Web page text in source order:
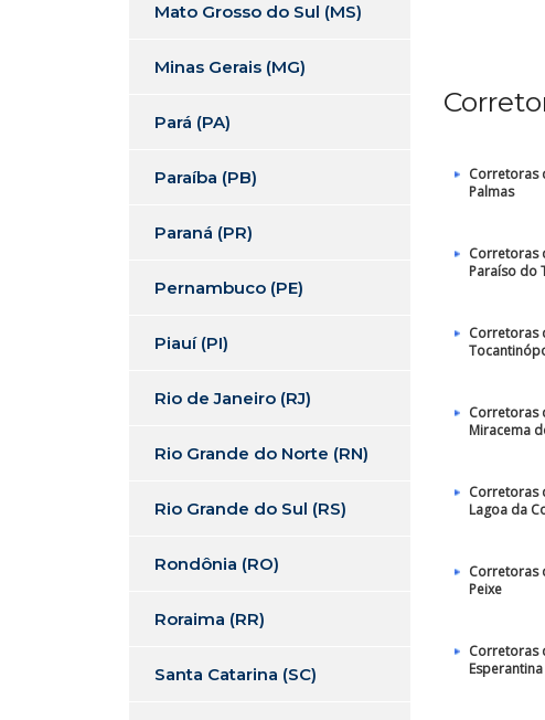
Corretoras
Palmas
Corretoras
Paraíso do
Corretoras
Corretoras
Miracema
Corretoras
Lagoa da
Corretoras
Peixe
Corretoras
Esperantina
Mato Grosso do Sul (MS)
Minas Gerais (MG)
Pará (PA)
Paraíba (PB)
Paraná (PR)
Pernambuco (PE)
Piauí (PI)
Rio de Janeiro (RJ)
Rio Grande do Norte (RN)
Rio Grande do Sul (RS)
Rondônia (RO)
Roraima (RR)
Santa Catarina (SC)